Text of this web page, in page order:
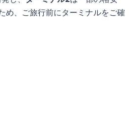
め、ご旅行前にターミナルをご確